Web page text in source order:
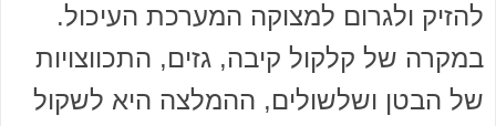
להזיק ולגרום למצוקה המערכת העיכול.
במקרה של קלקול קיבה, גזים, התכווצויות
של הבטן ושלשולים, ההמלצה היא לשקול